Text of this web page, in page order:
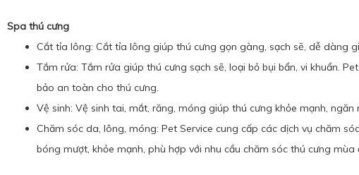
Spa thú cưng
Cắt tỉa lông: Cắt tỉa lông giúp thú cưng gọn gàng, sạch sẽ, dễ dàng
Tắm rửa: Tắm rửa giúp thú cưng sạch sẽ, loại bỏ bụi bẩn, vi khuẩn.
bảo an toàn cho thú cưng.
Vệ sinh: Vệ sinh tai, mắt, răng, móng giúp thú cưng khỏe mạnh, ngăn
Chăm sóc da, lông, móng: Pet Service cung cấp các dịch vụ chăm
bóng mượt, khỏe mạnh, phù hợp với nhu cầu chăm sóc thú cưng mùa